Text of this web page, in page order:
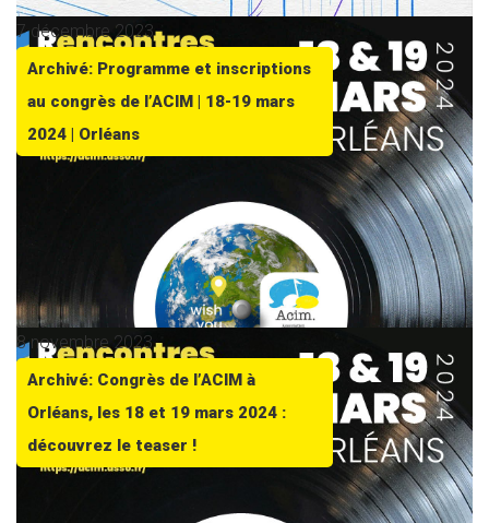
7 décembre 2023
Archivé: Programme et inscriptions
au congrès de l’ACIM | 18-19 mars
2024 | Orléans
8 novembre 2023
Archivé: Congrès de l’ACIM à
Orléans, les 18 et 19 mars 2024 :
découvrez le teaser !